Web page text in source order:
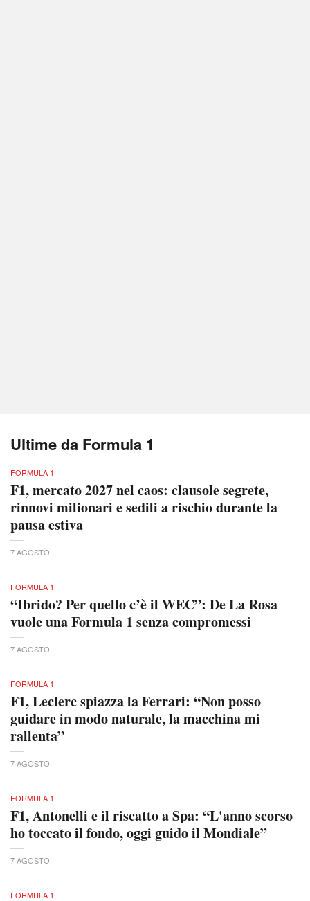
Ultime da Formula 1
FORMULA 1
F1, mercato 2027 nel caos: clausole segrete,
rinnovi milionari e sedili a rischio durante la
pausa estiva
7 AGOSTO
FORMULA 1
“Ibrido? Per quello c’è il WEC”: De La Rosa
vuole una Formula 1 senza compromessi
7 AGOSTO
FORMULA 1
F1, Leclerc spiazza la Ferrari: “Non posso
guidare in modo naturale, la macchina mi
rallenta”
7 AGOSTO
FORMULA 1
F1, Antonelli e il riscatto a Spa: “L'anno scorso
ho toccato il fondo, oggi guido il Mondiale”
7 AGOSTO
FORMULA 1